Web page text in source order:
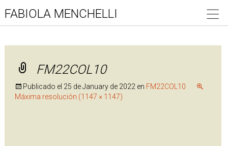
FABIOLA MENCHELLI
FM22COL10
Publicado el 25 de January de 2022 en FM22COL10
Máxima resolución (1147 × 1147)